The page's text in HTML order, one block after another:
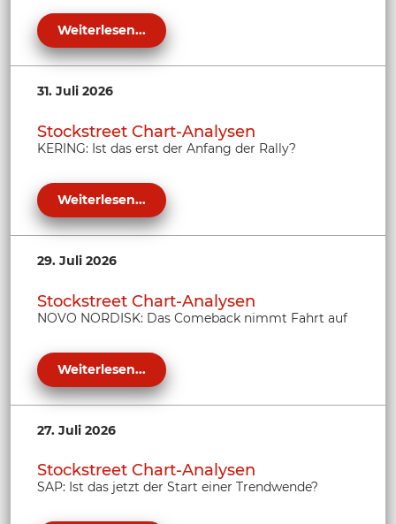
Weiterlesen...
31. Juli 2026
Stockstreet Chart-Analysen
KERING: Ist das erst der Anfang der Rally?
Weiterlesen...
29. Juli 2026
Stockstreet Chart-Analysen
NOVO NORDISK: Das Comeback nimmt Fahrt auf
Weiterlesen...
27. Juli 2026
Stockstreet Chart-Analysen
SAP: Ist das jetzt der Start einer Trendwende?